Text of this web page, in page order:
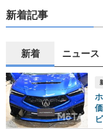
新着記事
新着 ニュース